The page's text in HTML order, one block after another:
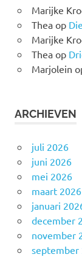
Marijke
Theaop
Marijke
Theaop
Marjolein
ARCHIEVEN
juli 2026
juni 2026
mei 2026
maart 2026
januari
december
november
september